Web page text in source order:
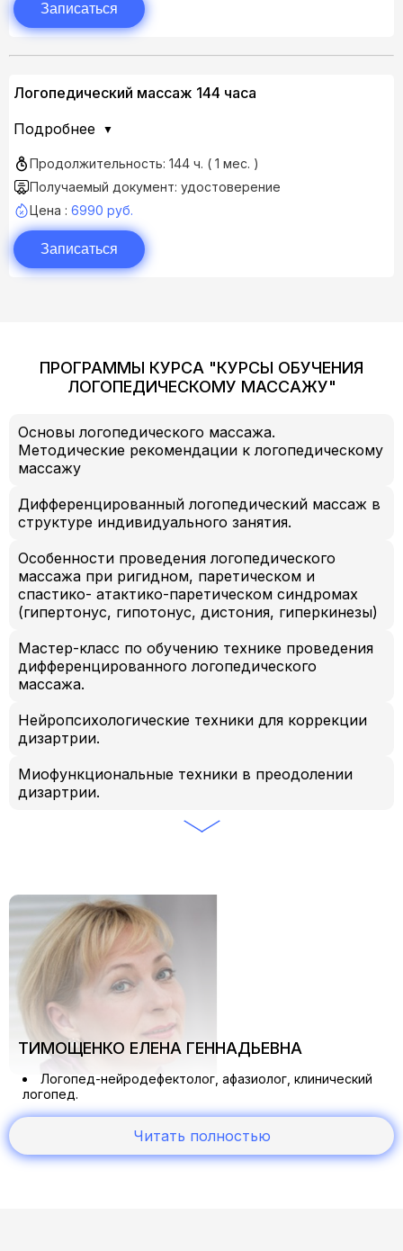
Записаться
Логопедический массаж 144 часа
Подробнее
Продолжительность: 144 ч. ( 1 мес. )
Получаемый документ: удостоверение
Цена : 6990 руб.
Записаться
ПРОГРАММЫ КУРСА "КУРСЫ ОБУЧЕНИЯ
ЛОГОПЕДИЧЕСКОМУ МАССАЖУ"
Основы логопедического массажа.
Методические рекомендации к логопедическому
массажу
Дифференцированный логопедический массаж в
структуре индивидуального занятия.
Особенности проведения логопедического
массажа при ригидном, паретическом и
спастико- атактико-паретическом синдромах
(гипертонус, гипотонус, дистония, гиперкинезы)
Мастер-класс по обучению технике проведения
дифференцированного логопедического
массажа.
Нейропсихологические техники для коррекции
дизартрии.
Миофункциональные техники в преодолении
дизартрии.
ТИМОЩЕНКО ЕЛЕНА ГЕННАДЬЕВНА
Логопед-нейродефектолог, афазиолог, клинический
логопед.
Преподаватель в области нейрореабилитации
Логопед-нейродефектолог детского
Читать полностью